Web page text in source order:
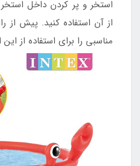
استخر و پر کردن داخل
از آن استفاده کنید. پیش از
مناسبی را برای استفاده از